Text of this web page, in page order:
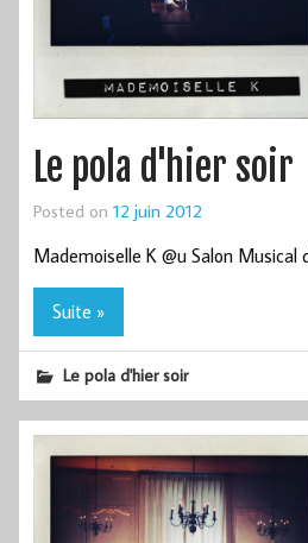
Le pola d'hier soir
Posted on 12 juin 2012
Mademoiselle K @u Salon Musical
Suite »
Le pola d'hier soir